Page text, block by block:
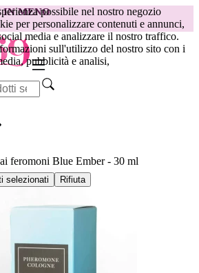
possibile nel nostro negozio
per personalizzare contenuti e annunci,
media e analizzare il nostro traffico.
sull'utilizzo del nostro sito con i
pubblicità e analisi,
selezionati Rifiuta
IN MENO
feromoni Blue Ember - 30 ml